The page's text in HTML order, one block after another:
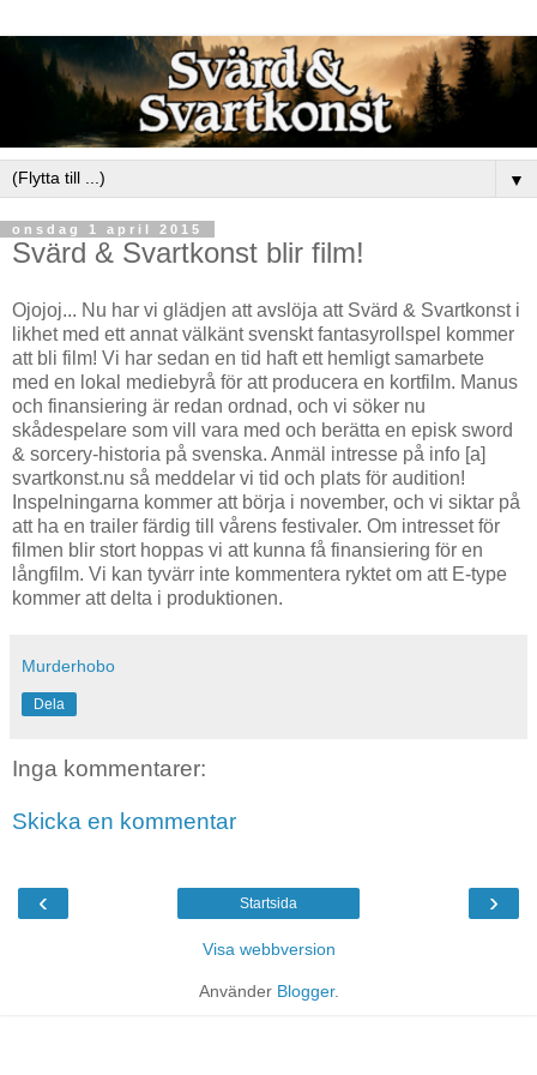
▼
onsdag 1 april 2015
Svärd & Svartkonst blir film!
Ojojoj... Nu har vi glädjen att avslöja att Svärd & Svartkonst i
likhet med ett annat välkänt svenskt fantasyrollspel kommer
att bli film! Vi har sedan en tid haft ett hemligt samarbete
med en lokal mediebyrå för att producera en kortfilm. Manus
och finansiering är redan ordnad, och vi söker nu
skådespelare som vill vara med och berätta en episk sword
& sorcery-historia på svenska. Anmäl intresse på info [a]
svartkonst.nu så meddelar vi tid och plats för audition!
Inspelningarna kommer att börja i november, och vi siktar på
att ha en trailer färdig till vårens festivaler. Om intresset för
filmen blir stort hoppas vi att kunna få finansiering för en
långfilm. Vi kan tyvärr inte kommentera ryktet om att E-type
kommer att delta i produktionen.
Murderhobo
Dela
Inga kommentarer:
Skicka en kommentar
‹ ›
Startsida
Visa webbversion
Använder Blogger.